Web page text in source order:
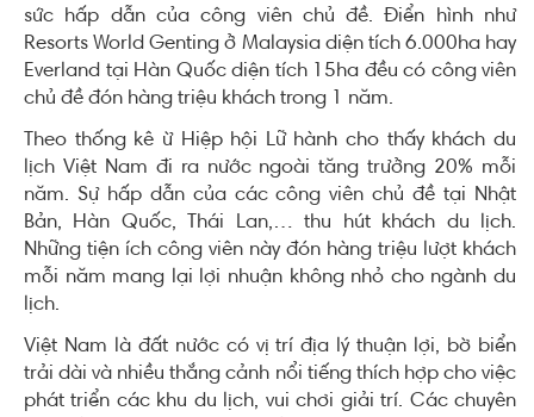
sức hấp dẫn của công viên chủ đề. Điển hình như
Resorts World Genting ở Malaysia diện tích 6.000ha hay
Everland tại Hàn Quốc diện tích 15ha đều có công viên
chủ đề đón hàng triệu khách trong 1 năm.
Theo thống kê ừ Hiệp hội Lữ hành cho thấy khách du
lịch Việt Nam đi ra nước ngoài tăng trưởng 20% mỗi
năm. Sự hấp dẫn của các công viên chủ đề tại Nhật
Bản, Hàn Quốc, Thái Lan,… thu hút khách du lịch.
Những tiện ích công viên này đón hàng triệu lượt khách
mỗi năm mang lại lợi nhuận không nhỏ cho ngành du
lịch.
Việt Nam là đất nước có vị trí địa lý thuận lợi, bờ biển
trải dài và nhiều thắng cảnh nổi tiếng thích hợp cho việc
phát triển các khu du lịch, vui chơi giải trí. Các chuyên